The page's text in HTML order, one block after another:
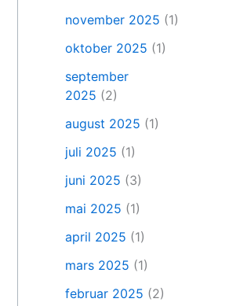
november 2025 (1)
oktober 2025 (1)
september
2025 (2)
august 2025 (1)
juli 2025 (1)
juni 2025 (3)
mai 2025 (1)
april 2025 (1)
mars 2025 (1)
februar 2025 (2)